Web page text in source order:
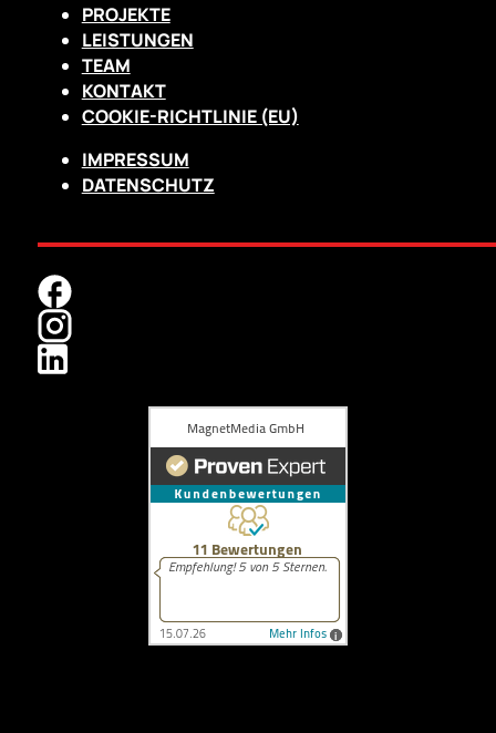
PROJEKTE
LEISTUNGEN
TEAM
KONTAKT
COOKIE-RICHTLINIE (EU)
IMPRESSUM
DATENSCHUTZ